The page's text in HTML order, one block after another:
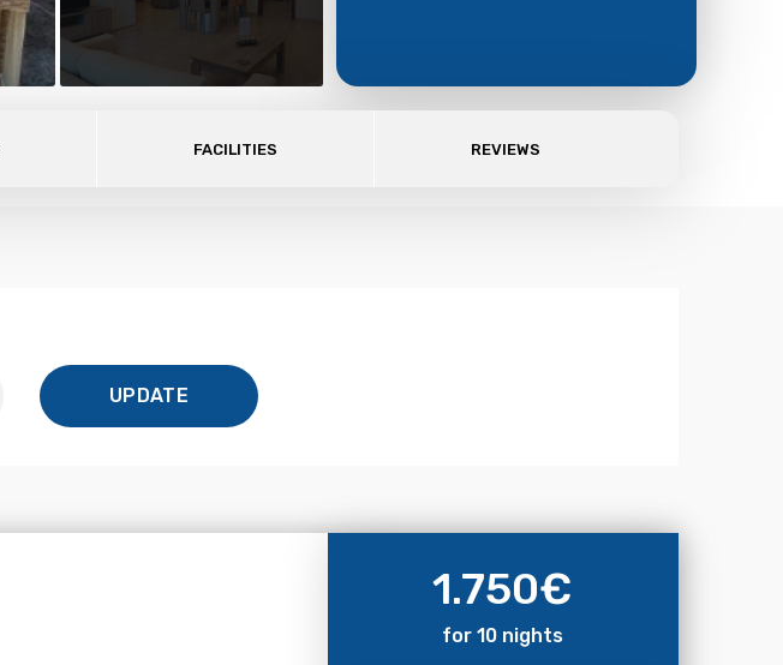
FACILITIES REVIEWS
UPDATE
1.750€
for 10 nights